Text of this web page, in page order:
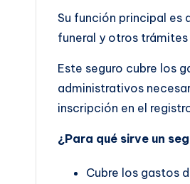
Su función principal es
funeral y otros
Este seguro cubre los
administrativos
inscripción en el
¿Para qué sirve un
Cubre los gastos